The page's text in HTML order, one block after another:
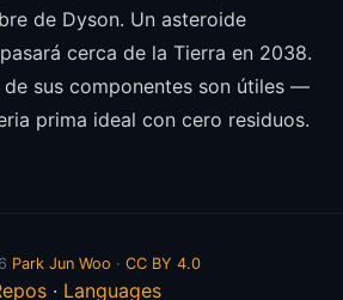
de Dyson. Un asteroide
cerca de la Tierra en 2038.
sus componentes son útiles —
prima ideal con cero residuos.
Park Jun Woo · CC BY 4.0
· Languages